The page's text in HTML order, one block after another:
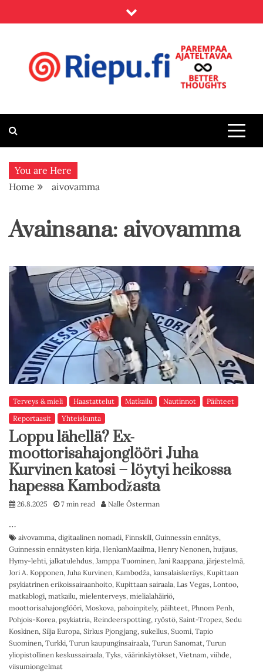
to
Riepu.fi
You are Here
Home
aivovamma
Avainsana: aivovamma
Terveys & mieli Haastattelut Matkailu Nautinnot
Päihteet
Reportaasit
Yhteiskunta
Loppu lähellä? Ex-
moottorisahajonglööri Juha
Kurvinen katosi – löytyi heikossa
hapessa Kambodžasta
26.8.2025 7 min read Nalle Österman
…
aivovamma, digitaalinen nomadi, Finnskill, Guinnessin ennätys,
Guinnessin ennätysten kirja, HenkanMaailma, Henry Nenonen, huijaus,
Hymy-lehti, jalkatulehdus, Jamppa Tuominen, Jani Raappana, järjestelmä,
Jori A. Kopponen, Juha Kurvinen, Kambodža, kansalaiskeräys, Kupittaan
psykiatrinen erikoissairaanhoito, Kupittaan sairaala, Las Vegas, Lontoo,
matkablogi, matkailu, mielenterveys, mielialahäiriö,
moottorisahajonglööri, Moskova, pahoinpitely, päihteet, Phnom Penh,
Pohjois-Korea, psykiatria, Reindeerspotting, ryöstö, Saint-Tropez, Sedu
Koskinen, Silja Europa, Sirkus Pjongjang, sukellus, Suomi, Tapio
Suominen, Turkki, Turun kaupunginsairaala, Turun Sanomat, Turun
yliopistollinen keskussairaala, Tyks, väärinkäytökset, Vietnam, viihde,
viisumiongelmat